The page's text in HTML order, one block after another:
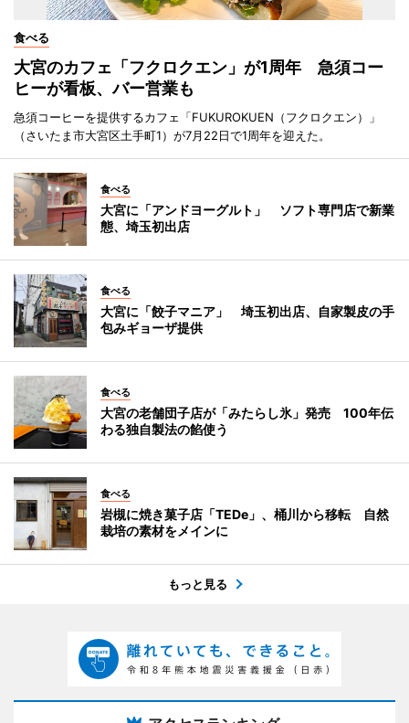
食べる
大宮のカフェ「フクロクエン」が1周年 急須コー
ヒーが看板、バー営業も
急須コーヒーを提供するカフェ「FUKUROKUEN（フクロクエン）」
（さいたま市大宮区土手町1）が7月22日で1周年を迎えた。
食べる
大宮に「アンドヨーグルト」 ソフト専門店で新業
態、埼玉初出店
食べる
大宮に「餃子マニア」 埼玉初出店、自家製皮の手
包みギョーザ提供
食べる
大宮の老舗団子店が「みたらし氷」発売 100年伝
わる独自製法の餡使う
食べる
岩槻に焼き菓子店「TEDe」、桶川から移転 自然
栽培の素材をメインに
もっと見る